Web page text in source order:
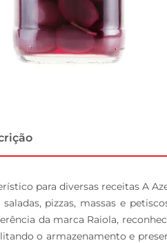
para diversas receitas A
pizzas, massas e
da marca Raiola,
o armazenamento e